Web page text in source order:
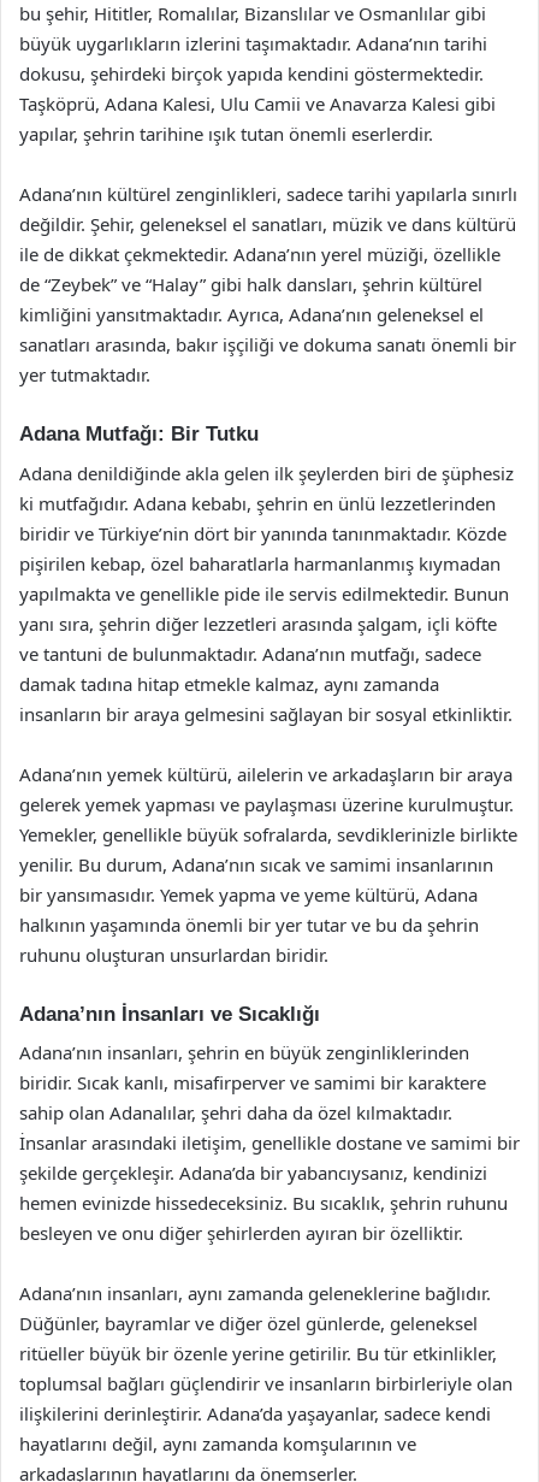
bu şehir, Hititler, Romalılar, Bizanslılar ve Osmanlılar gibi
büyük uygarlıkların izlerini taşımaktadır. Adana’nın tarihi
dokusu, şehirdeki birçok yapıda kendini göstermektedir.
Taşköprü, Adana Kalesi, Ulu Camii ve Anavarza Kalesi gibi
yapılar, şehrin tarihine ışık tutan önemli eserlerdir.
Adana’nın kültürel zenginlikleri, sadece tarihi yapılarla sınırlı
değildir. Şehir, geleneksel el sanatları, müzik ve dans kültürü
ile de dikkat çekmektedir. Adana’nın yerel müziği, özellikle
de “Zeybek” ve “Halay” gibi halk dansları, şehrin kültürel
kimliğini yansıtmaktadır. Ayrıca, Adana’nın geleneksel el
sanatları arasında, bakır işçiliği ve dokuma sanatı önemli bir
yer tutmaktadır.
Adana Mutfağı: Bir Tutku
Adana denildiğinde akla gelen ilk şeylerden biri de şüphesiz
ki mutfağıdır. Adana kebabı, şehrin en ünlü lezzetlerinden
biridir ve Türkiye’nin dört bir yanında tanınmaktadır. Közde
pişirilen kebap, özel baharatlarla harmanlanmış kıymadan
yapılmakta ve genellikle pide ile servis edilmektedir. Bunun
yanı sıra, şehrin diğer lezzetleri arasında şalgam, içli köfte
ve tantuni de bulunmaktadır. Adana’nın mutfağı, sadece
damak tadına hitap etmekle kalmaz, aynı zamanda
insanların bir araya gelmesini sağlayan bir sosyal etkinliktir.
Adana’nın yemek kültürü, ailelerin ve arkadaşların bir araya
gelerek yemek yapması ve paylaşması üzerine kurulmuştur.
Yemekler, genellikle büyük sofralarda, sevdiklerinizle birlikte
yenilir. Bu durum, Adana’nın sıcak ve samimi insanlarının
bir yansımasıdır. Yemek yapma ve yeme kültürü, Adana
halkının yaşamında önemli bir yer tutar ve bu da şehrin
ruhunu oluşturan unsurlardan biridir.
Adana’nın İnsanları ve Sıcaklığı
Adana’nın insanları, şehrin en büyük zenginliklerinden
biridir. Sıcak kanlı, misafirperver ve samimi bir karaktere
sahip olan Adanalılar, şehri daha da özel kılmaktadır.
İnsanlar arasındaki iletişim, genellikle dostane ve samimi bir
şekilde gerçekleşir. Adana’da bir yabancıysanız, kendinizi
hemen evinizde hissedeceksiniz. Bu sıcaklık, şehrin ruhunu
besleyen ve onu diğer şehirlerden ayıran bir özelliktir.
Adana’nın insanları, aynı zamanda geleneklerine bağlıdır.
Düğünler, bayramlar ve diğer özel günlerde, geleneksel
ritüeller büyük bir özenle yerine getirilir. Bu tür etkinlikler,
toplumsal bağları güçlendirir ve insanların birbirleriyle olan
ilişkilerini derinleştirir. Adana’da yaşayanlar, sadece kendi
hayatlarını değil, aynı zamanda komşularının ve
arkadaşlarının hayatlarını da önemserler.